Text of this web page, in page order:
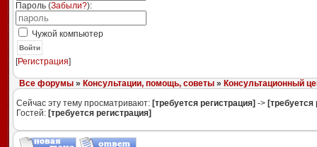
Пароль (Забыли?):
Чужой компьютер
Войти
[Регистрация]
Все форумы» Консультации, помощь, советы» Консультационный
Сейчас эту тему просматривают: [требуется регистрация] -> [требуется
Гостей: [требуется регистрация]